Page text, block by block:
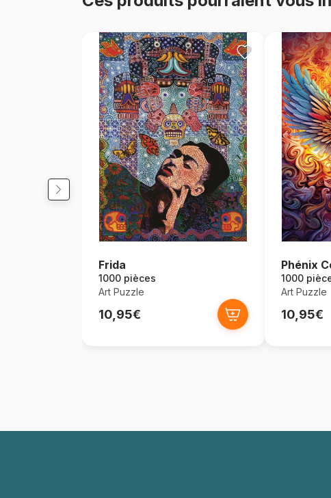
Frida
1000 pièces
Art Puzzle
10,95€
Phénix
1000
Art Puzzle
10,95€